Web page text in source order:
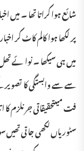
شا ئع ہوا کراتا تھا ۔ میں
پر لکھا ہوا کالم کاٹ کر
میں ہی سیکھا ۔ نوا ئے
سے سے وابستگی کا تصویر
فت میںتحقیقاتی جر نلزم کا
سٹوریاں لکھی جا تی